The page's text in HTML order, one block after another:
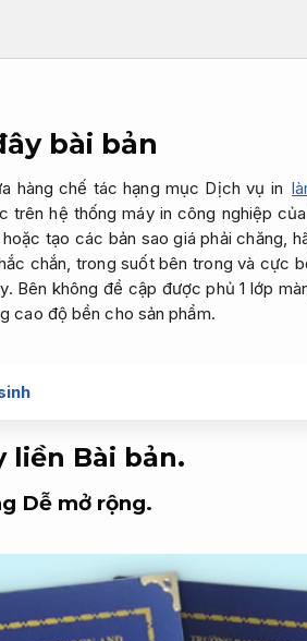
bài bản
hàng chế tác hạng mục Dịch vụ in
trên hệ thống máy in công nghiệp
tạo các bản sao giá phải chăng,
chắn, trong suốt bên trong và cực
Bên không đề cập được phủ 1 lớp
cao độ bền cho sản phẩm.
liền Bài bản.
Dễ mở rộng.